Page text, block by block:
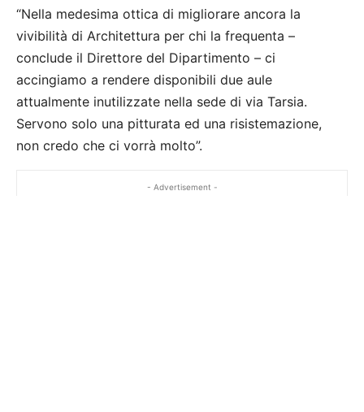
“Nella medesima ottica di migliorare ancora la
vivibilità di Architettura per chi la frequenta –
conclude il Direttore del Dipartimento – ci
accingiamo a rendere disponibili due aule
attualmente inutilizzate nella sede di via Tarsia.
Servono solo una pitturata ed una risistemazione,
non credo che ci vorrà molto”.
- Advertisement -